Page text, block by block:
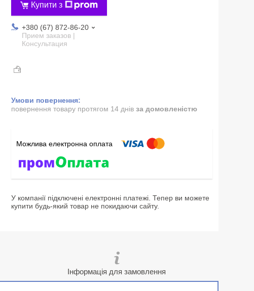
Купити з
+380 (67) 872-86-20
Прием заказов |
Консультация
повернення товару протягом 14 днів за домовленістю
У компанії підключені електронні платежі. Тепер ви можете
купити будь-який товар не покидаючи сайту.
Інформація для замовлення